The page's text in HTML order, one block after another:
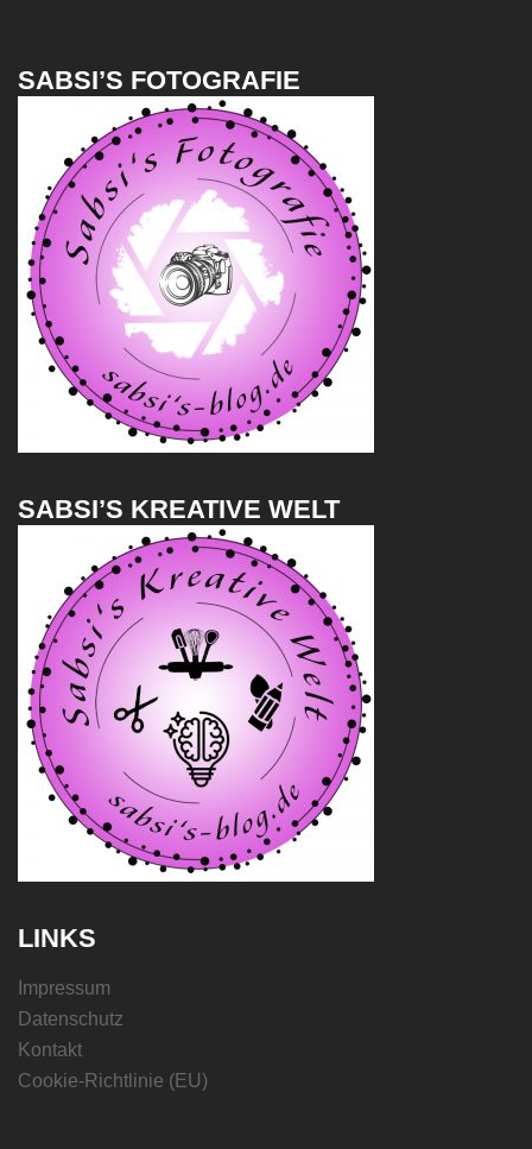
SABSI’S FOTOGRAFIE
SABSI’S KREATIVE WELT
LINKS
Impressum
Datenschutz
Kontakt
Cookie-Richtlinie (EU)